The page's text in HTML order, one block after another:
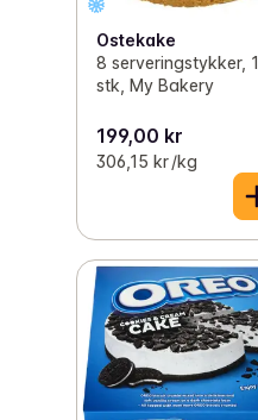
Ostekake
8 serveringstykker, 1
stk, My Bakery
199,00 kr
306,15 kr /kg